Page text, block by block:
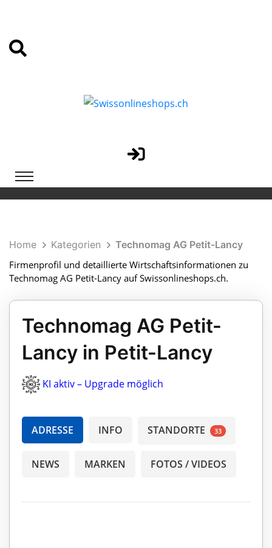
Home Kategorien
Technomag AG Petit-Lancy
Firmenprofil und detaillierte Wirtschaftsinformationen zu
Technomag AG Petit-Lancy auf Swissonlineshops.ch.
Technomag AG Petit-
Lancy in Petit-Lancy
KI aktiv – Upgrade möglich
ADRESSE INFO STANDORTE 33
NEWS MARKEN FOTOS / VIDEOS